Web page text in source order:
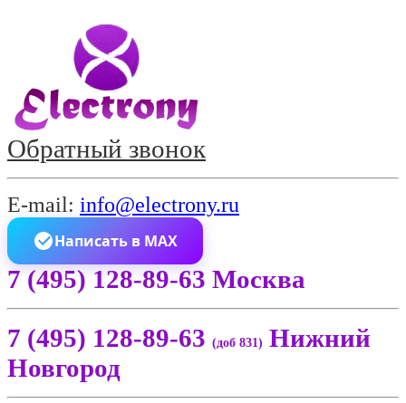
Обратный звонок
E-mail: info@electrony.ru
Написать в MAX
7 (495) 128-89-63 Москва
7 (495) 128-89-63 (доб 831) Нижний
Новгород